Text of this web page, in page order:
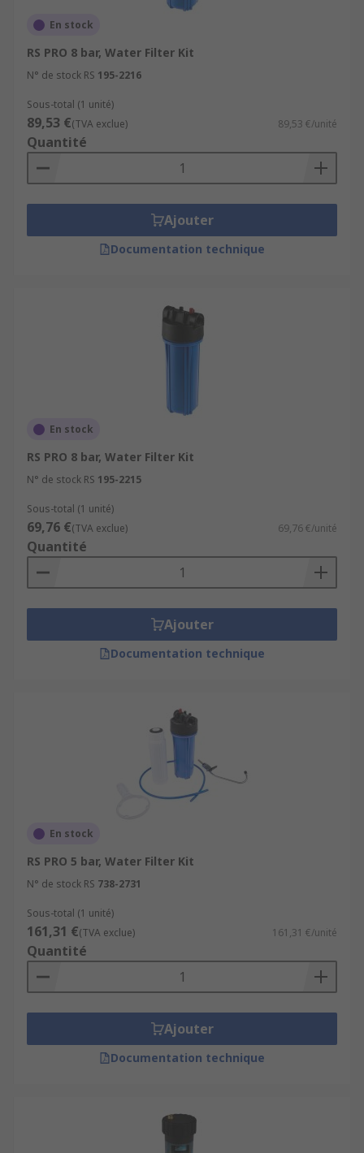
Complete, ready for the installation kit
Choice of cartridges to reduce most
contaminants
No unpleasant smells or taste
Clean refreshing water on demand
Water Filter Systems can help support a healthy
building by improving Water Quality
En stock
RS PRO 8 bar, Water Filter Kit
N° de stock RS 195-2216
Sous-total (1 unité)
89,53 €(TVA exclue) 89,53 €/unité
Quantité
Ajouter
Documentation technique
En stock
RS PRO 8 bar, Water Filter Kit
N° de stock RS 195-2215
Sous-total (1 unité)
69,76 €(TVA exclue) 69,76 €/unité
Quantité
Ajouter
Documentation technique
En stock
RS PRO 5 bar, Water Filter Kit
N° de stock RS 738-2731
Sous-total (1 unité)
161,31 €(TVA exclue) 161,31 €/unité
Quantité
Ajouter
Documentation technique